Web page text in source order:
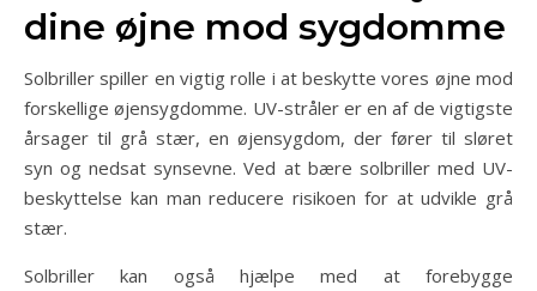
dine øjne mod sygdomme
Solbriller spiller en vigtig rolle i at beskytte vores øjne mod
forskellige øjensygdomme. UV-stråler er en af de vigtigste
årsager til grå stær, en øjensygdom, der fører til sløret
syn og nedsat synsevne. Ved at bære solbriller med UV-
beskyttelse kan man reducere risikoen for at udvikle grå
stær.
Solbriller kan også hjælpe med at forebygge